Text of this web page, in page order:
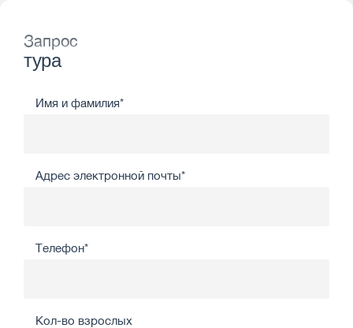
Запрос
тура
Имя и фамилия*
Адрес электронной почты*
Телефон*
Кол-во взрослых